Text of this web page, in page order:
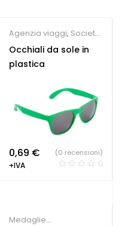
Agenzia viaggi, Società
Sportive, Gadget per la
persona
Occhiali da sole in
plastica
0,69 €
+IVA
(0 recensioni)
Medaglie